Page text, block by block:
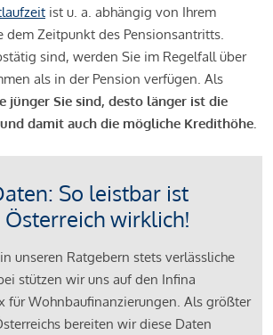
ist u. a. abhängig von Ihrem
dem Zeitpunkt des Pensionsantritts.
sind, werden Sie im Regelfall über
als in der Pension verfügen. Als
jünger Sie sind, desto länger ist die
damit auch die mögliche Kredithöhe.
So leistbar ist
wirklich!
unseren Ratgebern stets verlässliche
stützen wir uns auf den Infina
für Wohnbaufinanzierungen. Als größter
bereiten wir diese Daten